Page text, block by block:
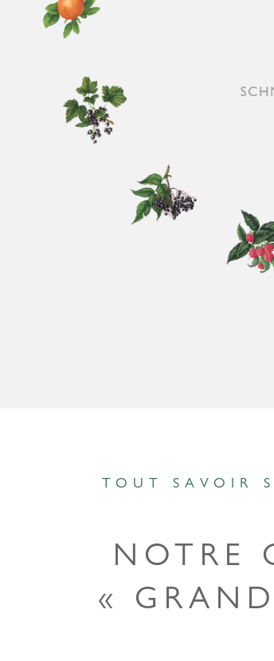
TOUT SAVOIR
NOTRE
«